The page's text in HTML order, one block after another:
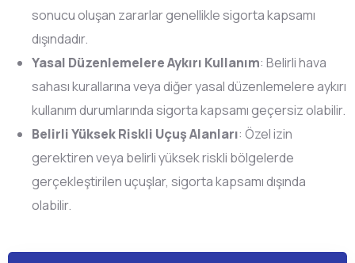
sonucu oluşan zararlar genellikle sigorta kapsamı
dışındadır.
Yasal Düzenlemelere Aykırı Kullanım: Belirli hava
sahası kurallarına veya diğer yasal düzenlemelere aykırı
kullanım durumlarında sigorta kapsamı geçersiz olabilir.
Belirli Yüksek Riskli Uçuş Alanları: Özel izin
gerektiren veya belirli yüksek riskli bölgelerde
gerçekleştirilen uçuşlar, sigorta kapsamı dışında
olabilir.